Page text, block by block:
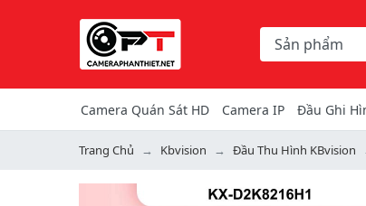
Chọn danh mục
Từ khóa hoặc mã
Camera Quán Sát HD Camera IP Đầu Ghi
Trang Chủ Kbvision Đầu Thu Hình KBvision